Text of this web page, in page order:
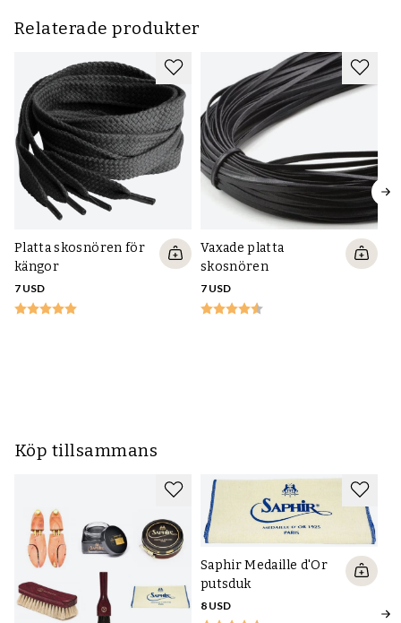
Relaterade produkter
Platta skosnören för
kängor
7 USD
Vaxade platta
skosnören
7 USD
Köp tillsammans
Saphir Medaille d'Or
putsduk
8 USD